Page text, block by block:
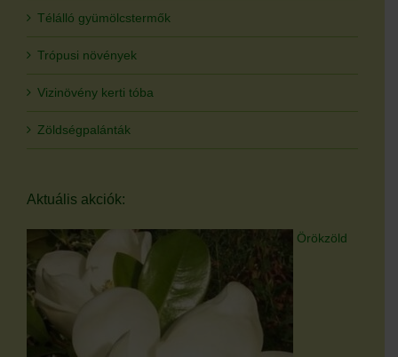
Télálló gyümölcstermők
Trópusi növények
Vizinövény kerti tóba
Zöldségpalánták
Aktuális akciók:
Örökzöld